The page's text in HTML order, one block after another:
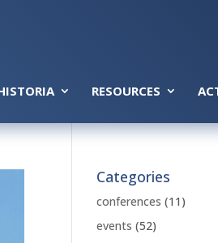
RESOURCES
Categories
conferences (11)
events (52)